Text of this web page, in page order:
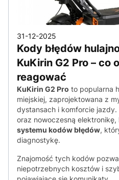
31-12-2025
Kody błędów
KuKirin G2 Pro – co
reagować
KuKirin G2 Pro to popularna
miejskiej, zaprojektowana z
dystansach i komforcie
oraz nowoczesną
systemu kodów błędów,
diagnostykę.
Znajomość tych kodów
niepotrzebnych kosztów i